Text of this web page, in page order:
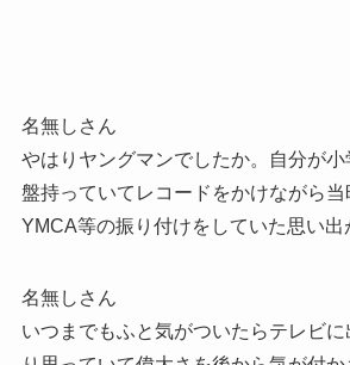
名無しさん
やはりヤングマンでしたか。自分が
盤持っていてレコードをかけながら当
YMCA等の振り付けをしていた思い出
名無しさん
いつまでもふと気がついたらテレビ